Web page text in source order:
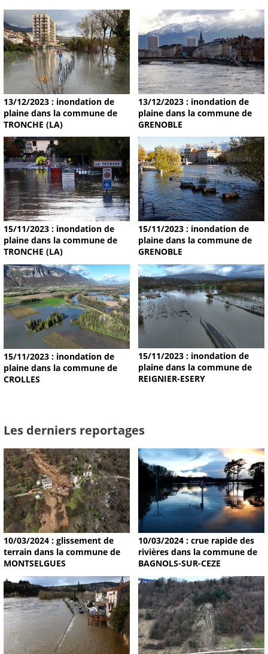
13/12/2023 : inondation de
plaine dans la commune de
TRONCHE (LA)
13/12/2023 : inondation de
plaine dans la commune de
GRENOBLE
15/11/2023 : inondation de
plaine dans la commune de
TRONCHE (LA)
15/11/2023 : inondation de
plaine dans la commune de
GRENOBLE
15/11/2023 : inondation de
plaine dans la commune de
CROLLES
15/11/2023 : inondation de
plaine dans la commune de
REIGNIER-ESERY
Les derniers reportages
10/03/2024 : glissement de
terrain dans la commune de
MONTSELGUES
10/03/2024 : crue rapide des
rivières dans la commune de
BAGNOLS-SUR-CEZE